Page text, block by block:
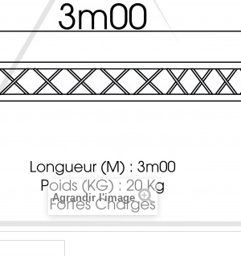
Agrandir l'image